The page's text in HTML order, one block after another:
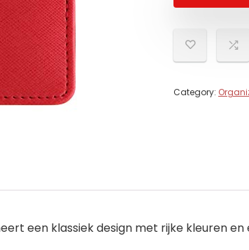
Category:
een klassiek design met rijke kleuren